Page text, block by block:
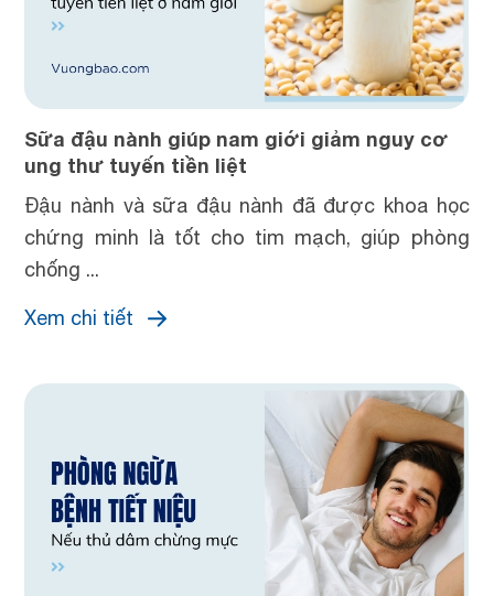
Sữa đậu nành giúp nam giới giảm nguy cơ
ung thư tuyến tiền liệt
Đậu nành và sữa đậu nành đã được khoa học
chứng minh là tốt cho tim mạch, giúp phòng
chống ...
Xem chi tiết